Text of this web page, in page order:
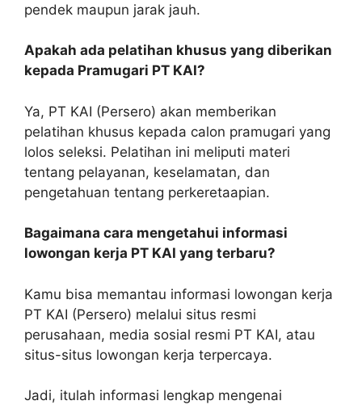
pendek maupun jarak jauh.
Apakah ada pelatihan khusus yang diberikan
kepada Pramugari PT KAI?
Ya, PT KAI (Persero) akan memberikan
pelatihan khusus kepada calon pramugari yang
lolos seleksi. Pelatihan ini meliputi materi
tentang pelayanan, keselamatan, dan
pengetahuan tentang perkeretaapian.
Bagaimana cara mengetahui informasi
lowongan kerja PT KAI yang terbaru?
Kamu bisa memantau informasi lowongan kerja
PT KAI (Persero) melalui situs resmi
perusahaan, media sosial resmi PT KAI, atau
situs-situs lowongan kerja terpercaya.
Jadi, itulah informasi lengkap mengenai